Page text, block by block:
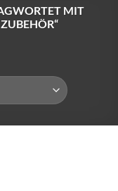
MIT